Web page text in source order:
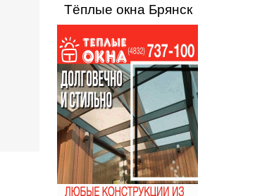
Тёплые окна Брянск